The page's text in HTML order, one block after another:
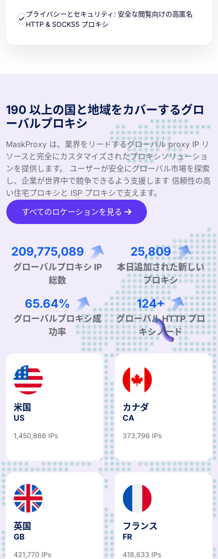
プライバシーとセキュリティ: 安全な閲覧向けの高匿名
HTTP & SOCKS5 プロキシ
190 以上の国と地域をカバーするグロ
ーバルプロキシ
MaskProxy は、業界をリードするグローバル proxy IP リ
ソースと完全にカスタマイズされたプロキシソリューショ
ンを提供します。 ユーザーが安全にグローバル市場を探索
し、企業が世界中で競争できるよう支援します 信頼性の高
い住宅プロキシと ISP プロキシで支えます。
すべてのロケーションを見る
317,017,623
グローバルプロキシ IP
総数
39,275
本日追加された新しい
プロキシ
99.90%
グローバルプロキシ成
功率
190+
グローバル HTTP プロ
キシノード
米国
US
1,450,886 IPs
カナダ
CA
373,796 IPs
英国
GB
421,770 IPs
フランス
FR
418,633 IPs